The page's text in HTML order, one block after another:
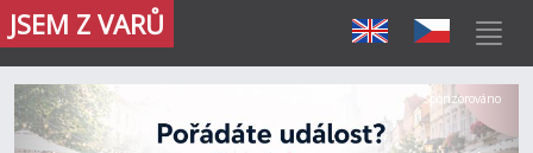
JSEM Z VARŮ
Předchozí Další
Sponzorováno